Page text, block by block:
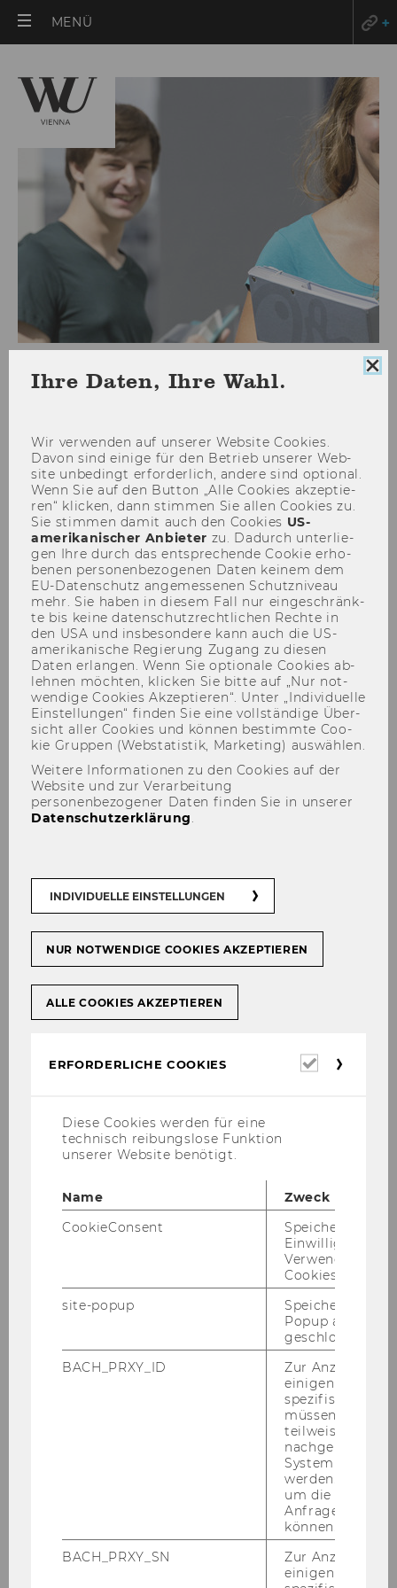
MENÜ
Exercise No. 38: Technology
Par­ti­al So­lu­ti­on 1
a) The tech­no­lo­gy re­tailer (TecR-#) has cen­tral
ware­houses (WH-ID) and many bran­ches (B-#).
The pro­ducts (Prod-​ID) are stored in the cen­tral
ware­houses.
In­st­ruc­tions
Ihre Daten, Ihre Wahl.
Wir ver­wen­den auf un­se­rer Web­site Coo­kies.
Davon sind ei­ni­ge für den Be­trieb un­se­rer Web­
site un­be­dingt er­for­der­lich, an­de­re sind op­tio­nal.
Wenn Sie auf den But­ton „Alle Coo­kies ak­zep­tie­
ren“ kli­cken, dann stim­men Sie allen Coo­kies zu.
Sie stim­men damit auch den Coo­kies US-​
amerikanischer An­bie­ter zu. Da­durch un­ter­lie­
gen Ihre durch das ent­spre­chen­de Coo­kie er­ho­
be­nen per­so­nen­be­zo­ge­nen Daten kei­nem dem
EU-​Datenschutz an­ge­mes­se­nen Schutz­ni­veau
mehr. Sie haben in die­sem Fall nur ein­ge­schränk­
te bis keine da­ten­schutz­recht­li­chen Rech­te in
den USA und ins­be­son­de­re kann auch die US-​
amerikanische Re­gie­rung Zu­gang zu die­sen
Daten er­lan­gen. Wenn Sie op­tio­na­le Coo­kies ab­
leh­nen möch­ten, kli­cken Sie bitte auf „Nur not­
wen­di­ge Coo­kies Ak­zep­tie­ren“. Unter „In­di­vi­du­el­le
Ein­stel­lun­gen“ fin­den Sie eine voll­stän­di­ge Über­
sicht aller Coo­kies und kön­nen be­stimm­te Coo­
kie Grup­pen (Web­sta­tis­tik, Mar­ke­ting) aus­wäh­len.
Weitere Informationen zu den Cookies auf der
Website und zur Verarbeitung
personenbezogener Daten finden Sie in unserer
Datenschutzerklärung
INDIVIDUELLE EINSTELLUNGEN
NUR NOTWENDIGE COOKIES AKZEPTIEREN
ALLE COOKIES AKZEPTIEREN
ERFORDERLICHE COOKIES
Diese Cookies werden für eine
technisch reibungslose Funktion
unserer Website benötigt.
Name
Zweck
CookieConsent
Speichert Ihre
Einwilligung zur
Verwendung von
Cookies.
site-popup
Speichert ob ein
Popup
geschlossen
BACH_PRXY_ID
Zur Anzeige von
einigen WU-
spezifischen
müssen
teilweise von
nachgelagerten
System
werden.
um die Antwort
Anfrage
können.
BACH_PRXY_SN
Zur Anzeige von
einigen WU-